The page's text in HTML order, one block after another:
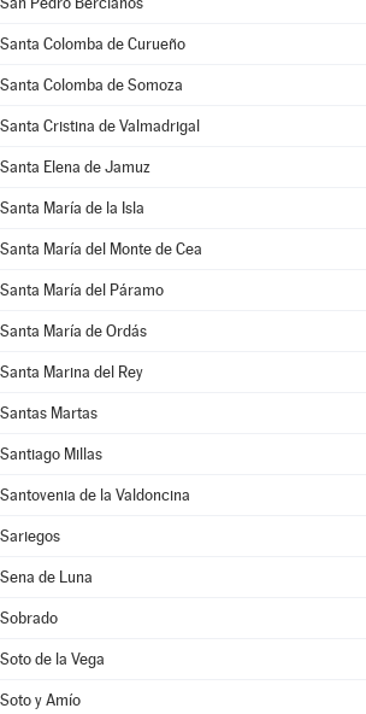
Santa Colomba de Curueño
Santa Colomba de Somoza
Santa Cristina de Valmadrigal
Santa Elena de Jamuz
Santa María de la Isla
Santa María del Monte de Cea
Santa María del Páramo
Santa María de Ordás
Santa Marina del Rey
Santas Martas
Santiago Millas
Santovenia de la Valdoncina
Sariegos
Sena de Luna
Sobrado
Soto de la Vega
Soto y Amío